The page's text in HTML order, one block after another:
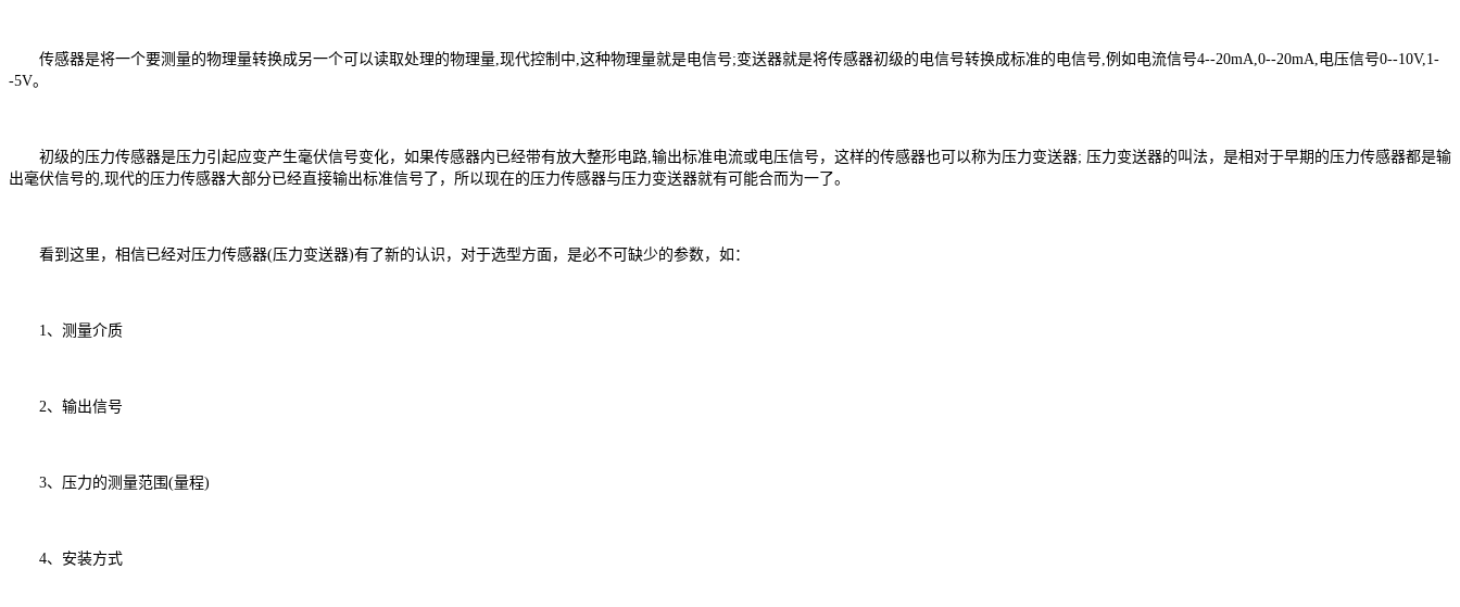
传感器是将一个要测量的物理量转换成另一个可以读取处理的物理量,现代控制中,这种物理量就是电信号;变送器就是将传感器初级的电信号转换成标准的电信号,例如电流信号4--20mA,0--20mA,电压信号0--10V,1-
-5V。
初级的压力传感器是压力引起应变产生毫伏信号变化，如果传感器内已经带有放大整形电路,输出标准电流或电压信号，这样的传感器也可以称为压力变送器; 压力变送器的叫法，是相对于早期的压力传感器都是输
出毫伏信号的,现代的压力传感器大部分已经直接输出标准信号了，所以现在的压力传感器与压力变送器就有可能合而为一了。
看到这里，相信已经对压力传感器(压力变送器)有了新的认识，对于选型方面，是必不可缺少的参数，如：
1、测量介质
2、输出信号
3、压力的测量范围(量程)
4、安装方式